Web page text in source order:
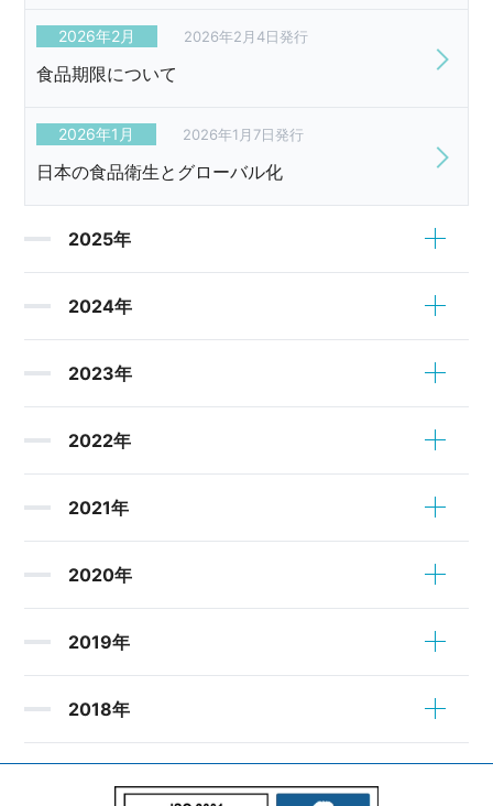
2026年2月 2026年2月4日発行
食品期限について
2026年1月 2026年1月7日発行
日本の食品衛生とグローバル化
2025年
2024年
2023年
2022年
2021年
2020年
2019年
2018年